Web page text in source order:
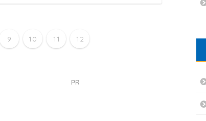
9 10 11 12
PR